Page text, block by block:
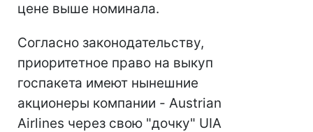
цене выше номинала.
Согласно законодательству,
приоритетное право на выкуп
госпакета имеют нынешние
акционеры компании - Austrian
Airlines через свою "дочку" UIA